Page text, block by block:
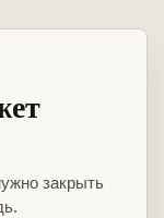
закрыть